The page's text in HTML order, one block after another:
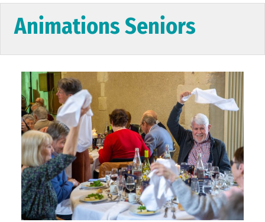
Animations Seniors